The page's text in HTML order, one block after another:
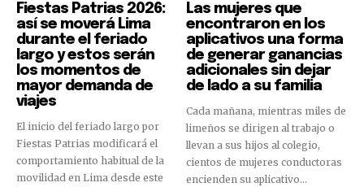
Fiestas Patrias 2026:
así se moverá Lima
durante el feriado
largo y estos serán
los momentos de
mayor demanda de
viajes
El inicio del feriado largo por
Fiestas Patrias modificará el
comportamiento habitual de la
movilidad en Lima desde este
Las mujeres que
encontraron en los
aplicativos una forma
de generar ganancias
adicionales sin dejar
de lado a su familia
Cada mañana, mientras miles de
limeños se dirigen al trabajo o
llevan a sus hijos al colegio,
cientos de mujeres conductoras
encienden su aplicativo...